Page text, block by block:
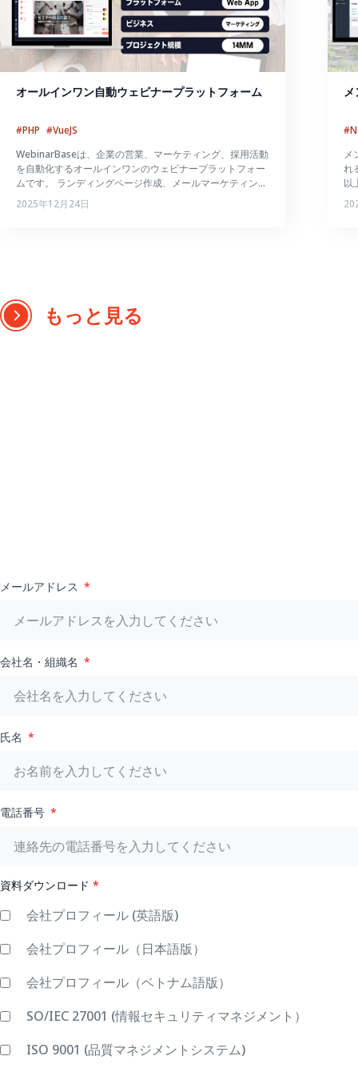
オールインワン自動ウェビナープラットフォーム
#PHP #VueJS
WebinarBaseは、企業の営業、マーケティング、採用活動
を自動化するオールインワンのウェビナープラットフォー
ムです。 ランディングページ作成、メールマーケティン
グ、顧客管理(CRM)、データ分析など、ウェビナー運営に
必要な機能を統合し、24時間365日、手動操作なしで自動
2025年12月24日
メ
れ
以
ス
ル
もっと見る
メールアドレス
会社名・組織名
氏名
電話番号
資料ダウンロード *
会社プロフィール (英語版)
会社プロフィール（日本語版）
会社プロフィール（ベトナム語版）
SO/IEC 27001 (情報セキュリティマネジメント）
ISO 9001 (品質マネジメントシステム)